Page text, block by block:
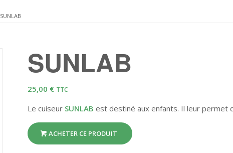
SUNLAB
SUNLAB
25,00 € TTC
Le cuiseur SUNLAB est destiné aux enfants. Il leur permet
ACHETER CE PRODUIT